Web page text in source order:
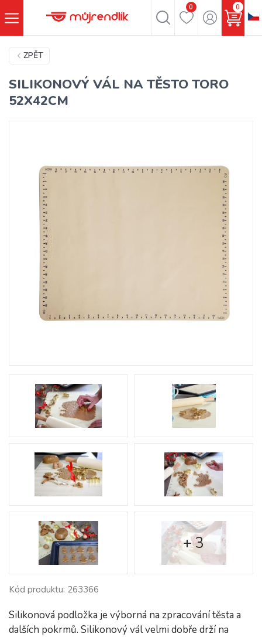
0 0
ZPĚT
SILIKONOVÝ VÁL NA TĚSTO TORO
52X42CM
+ 3
Kód produktu: 263366
Silikonová podložka je výborná na zpracování těsta a
dalších pokrmů. Silikonový vál velmi dobře drží na